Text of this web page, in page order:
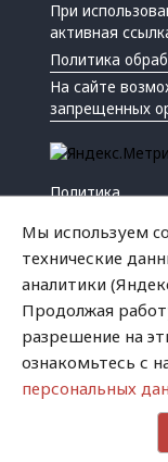
При
активная
Политика
На сайте
запрещенных
Политика
Криминал
Успех
Хватит это
Мы используем
технические
аналитики
Продолжая
разрешение на
ознакомьтесь с
персональных